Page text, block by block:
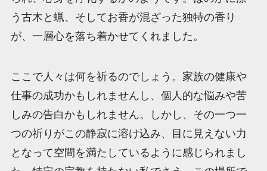
う古木と蝋、そしてお香が混ざった独特の香り
が、一層心を落ち着かせてくれました。
ここで人々は何を祈るのでしょう。家族の健康や
仕事の成功かもしれませんし、個人的な悩みや苦
しみの告白かもしれません。しかし、その一つ一
つの祈りがこの静寂に溶け込み、目に見えない力
となって空間を満たしているように感じられまし